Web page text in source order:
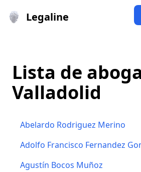
Legaline
Lista de
Valladolid
Abelardo Rodriguez Merino
Adolfo Francisco Fernandez
Agustín Bocos Muñoz